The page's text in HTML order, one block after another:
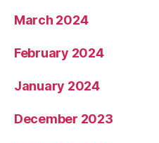
March 2024
February 2024
January 2024
December 2023